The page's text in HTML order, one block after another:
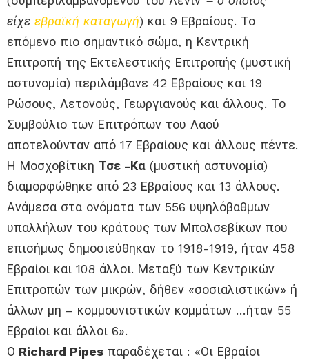
είχε εβραϊκή καταγωγή) και 9 Εβραίους. Το
επόμενο πιο σημαντικό σώμα, η Κεντρική
Επιτροπή της Εκτελεστικής Επιτροπής (μυστική
αστυνομία) περιλάμβανε 42 Εβραίους και 19
Ρώσους, Λετονούς, Γεωργιανούς και άλλους. Το
Συμβούλιο των Επιτρόπων του Λαού
αποτελούνταν από 17 Εβραίους και άλλους πέντε.
Η Μοσχοβίτικη Τσε -Κα (μυστική αστυνομία)
διαμορφώθηκε από 23 Εβραίους και 13 άλλους.
Ανάμεσα στα ονόματα των 556 υψηλόβαθμων
υπαλλήλων του κράτους των Μπολσεβίκων που
επισήμως δημοσιεύθηκαν το 1918-1919, ήταν 458
Εβραίοι και 108 άλλοι. Μεταξύ των Κεντρικών
Επιτροπών των μικρών, δήθεν «σοσιαλιστικών» ή
άλλων μη – κομμουνιστικών κομμάτων …ήταν 55
Εβραίοι και άλλοι 6».
Ο Richard Pipes παραδέχεται : «Οι Εβραίοι